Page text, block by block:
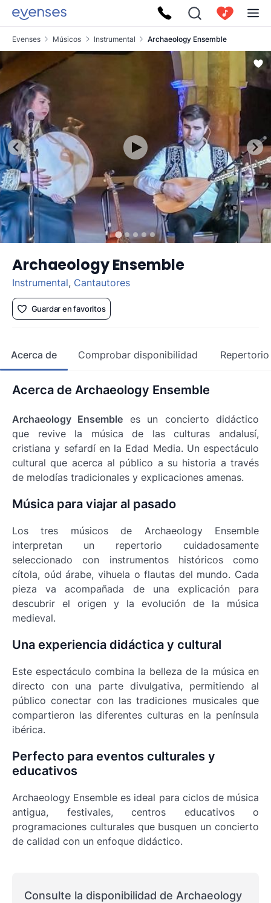
Evenses Músicos Instrumental Archaeology Ensemble
Archaeology Ensemble
Instrumental, Cantautores
Guardar en favoritos
Acerca de Comprobar disponibilidad Repertorio
Acerca de Archaeology Ensemble
Archaeology Ensemble es un concierto didáctico
que revive la música de las culturas andalusí,
cristiana y sefardí en la Edad Media. Un espectáculo
cultural que acerca al público a su historia a través
de melodías tradicionales y explicaciones amenas.
Música para viajar al pasado
Los tres músicos de Archaeology Ensemble
interpretan un repertorio cuidadosamente
seleccionado con instrumentos históricos como
cítola, oúd árabe, vihuela o flautas del mundo. Cada
pieza va acompañada de una explicación para
descubrir el origen y la evolución de la música
medieval.
Una experiencia didáctica y cultural
Este espectáculo combina la belleza de la música en
directo con una parte divulgativa, permitiendo al
público conectar con las tradiciones musicales que
compartieron las diferentes culturas en la península
ibérica.
Perfecto para eventos culturales y
educativos
Archaeology Ensemble es ideal para ciclos de música
antigua, festivales, centros educativos o
programaciones culturales que busquen un concierto
de calidad con un enfoque didáctico.
Consulte la disponibilidad de Archaeology